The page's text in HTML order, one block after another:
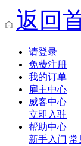
返回
请登录
免费注册
我的订单
雇主中心
威客中心
立即入驻
帮助中心
新手入门 常